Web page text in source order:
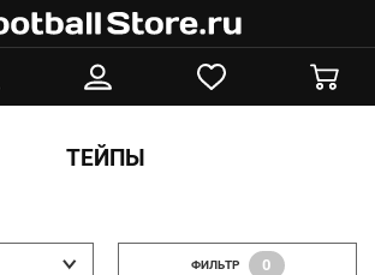
ТЕЙПЫ
ФИЛЬТР 0